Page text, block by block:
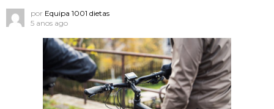
por Equipa 1001 dietas
5 anos ago